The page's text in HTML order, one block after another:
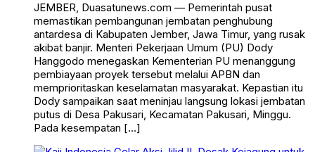
JEMBER, Duasatunews.com — Pemerintah pusat
memastikan pembangunan jembatan penghubung
antardesa di Kabupaten Jember, Jawa Timur, yang rusak
akibat banjir. Menteri Pekerjaan Umum (PU) Dody
Hanggodo menegaskan Kementerian PU menanggung
pembiayaan proyek tersebut melalui APBN dan
memprioritaskan keselamatan masyarakat. Kepastian itu
Dody sampaikan saat meninjau langsung lokasi jembatan
putus di Desa Pakusari, Kecamatan Pakusari, Minggu.
Pada kesempatan […]